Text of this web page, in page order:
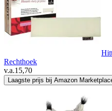
Rechthoek
v.a.15,70
Laagste prijs bij Amazon